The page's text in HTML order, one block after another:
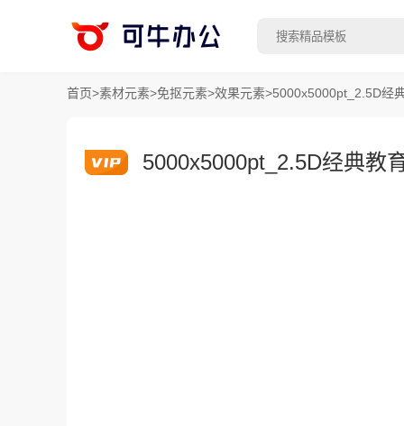
首页>素材元素>免抠元素>效果元素>5000x5000pt_2.5D经
5000x5000pt_2.5D经典教